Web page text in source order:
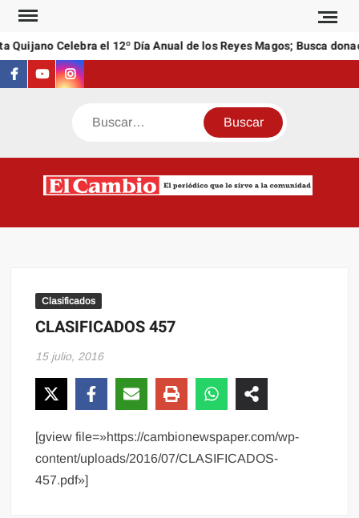
Saltar
contenido
Quijano Celebra el 12º Día Anual de los Reyes Magos; Busca
Facebook
YoutubeInstagram
Buscar
Clasificados
CLASIFICADOS 457
15 julio, 2016
[gview file=»https://cambionewspaper.com/wp-
content/uploads/2016/07/CLASIFICADOS-
457.pdf»]